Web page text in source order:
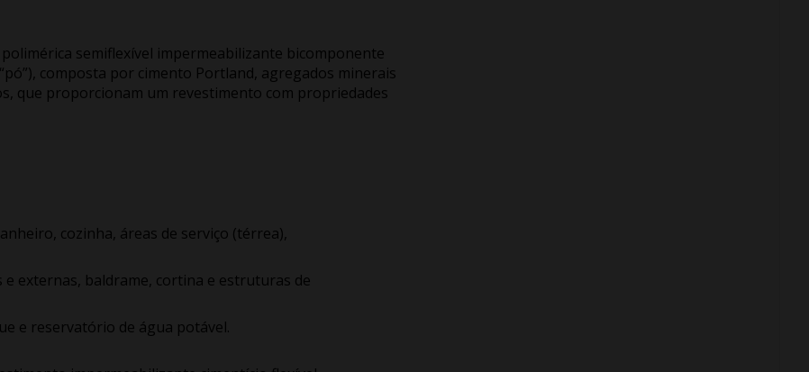
semiflexível impermeabilizante bicomponente
composta por cimento Portland, agregados minerais
que proporcionam um revestimento com propriedades
cozinha, áreas de serviço (térrea),
externas, baldrame, cortina e estruturas de
e reservatório de água potável.